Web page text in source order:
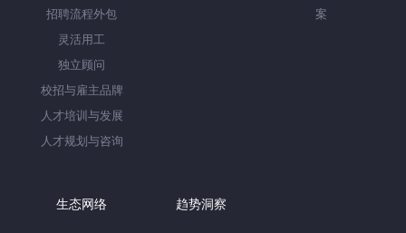
招聘流程外包
灵活用工
独立顾问
校招与雇主品牌
人才培训与发展
人才规划与咨询
案
生态网络 趋势洞察